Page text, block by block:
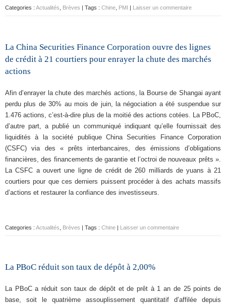
Categories : Actualités Brèves | Tags : Chine PMI | Laisser un commentaire
La China Securities Finance Corporation ouvre des lignes
de crédit à 21 courtiers pour enrayer la chute des marchés
actions
Afin d’enrayer la chute des marchés actions, la Bourse de Shangai ayant
perdu plus de 30% au mois de juin, la négociation a été suspendue sur
1.476 actions, c’est-à-dire plus de la moitié des actions cotées. La PBoC,
d’autre part, a publié un communiqué indiquant qu’elle fournissait des
liquidités à la société publique China Securities Finance Corporation
(CSFC) via des « prêts interbancaires, des émissions d’obligations
financières, des financements de garantie et l’octroi de nouveaux prêts ».
La CSFC a ouvert une ligne de crédit de 260 milliards de yuans à 21
courtiers pour que ces derniers puissent procéder à des achats massifs
d’actions et restaurer la confiance des investisseurs.
Categories : Actualités Brèves | Tags : Chine | Laisser un commentaire
La PBoC réduit son taux de dépôt à 2,00%
La PBoC a réduit son taux de dépôt et de prêt à 1 an de 25 points de
base, soit le quatrième assouplissement quantitatif d’affilée depuis